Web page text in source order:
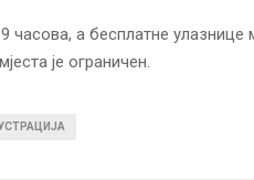
часова, а бесплатне улазнице
је ограничен.